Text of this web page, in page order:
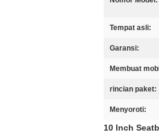
Tempat asli:
Garansi:
Membuat
rincian paket:
Menyoroti:
10 Inch